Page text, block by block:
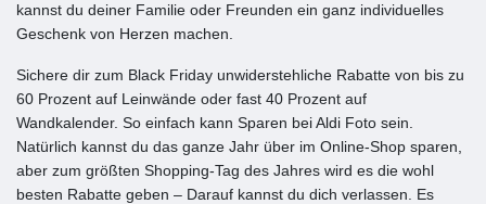
kannst du deiner Familie oder Freunden ein ganz individuelles
Geschenk von Herzen machen.
Sichere dir zum Black Friday unwiderstehliche Rabatte von bis zu
60 Prozent auf Leinwände oder fast 40 Prozent auf
Wandkalender. So einfach kann Sparen bei Aldi Foto sein.
Natürlich kannst du das ganze Jahr über im Online-Shop sparen,
aber zum größten Shopping-Tag des Jahres wird es die wohl
besten Rabatte geben – Darauf kannst du dich verlassen. Es